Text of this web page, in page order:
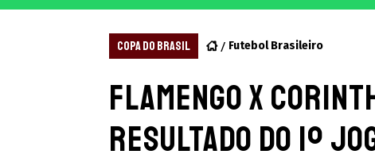
CHAMPIONS LEAGUE
PREMIER LEAGUE
Melhores sites de apostas 2025
Últimas
CASAS DE APOSTAS
CÓDIGOS e OFERTAS
APPS
COPA DO BRASIL Futebol Brasileiro
Flamengo x
resultado do 1º